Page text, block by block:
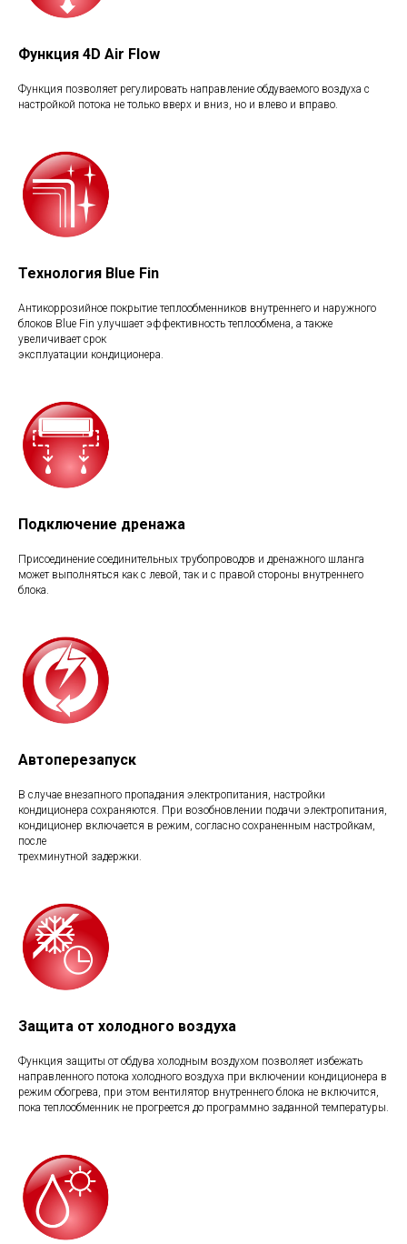
Функция 4D Air Flow
Функция позволяет регулировать направление обдуваемого воздуха с
настройкой потока не только вверх и вниз, но и влево и вправо.
Технология Blue Fin
Антикоррозийное покрытие теплообменников внутреннего и наружного
блоков Blue Fin улучшает эффективность теплообмена, а также
увеличивает срок
эксплуатации кондиционера.
Подключение дренажа
Присоединение соединительных трубопроводов и дренажного шланга
может выполняться как с левой, так и с правой стороны внутреннего
блока.
Автоперезапуск
В случае внезапного пропадания электропитания, настройки
кондиционера сохраняются. При возобновлении подачи электропитания,
кондиционер включается в режим, согласно сохраненным настройкам,
после
трехминутной задержки.
Защита от холодного воздуха
Функция защиты от обдува холодным воздухом позволяет избежать
направленного потока холодного воздуха при включении кондиционера в
режим обогрева, при этом вентилятор внутреннего блока не включится,
пока теплообменник не прогреется до программно заданной температуры.